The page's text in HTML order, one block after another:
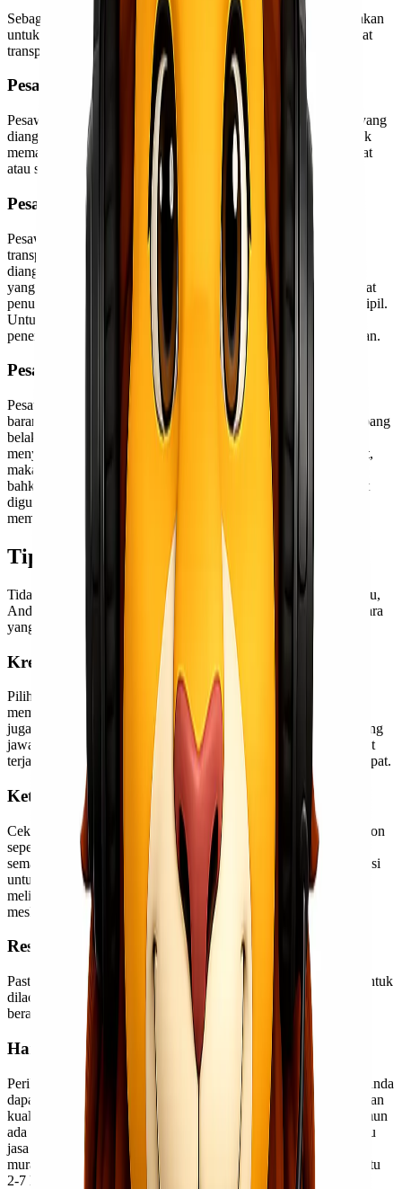
Sebagai media Cargo udara, tidak semua pesawat dapat digunakan
untuk mengangkut barang. Jenis pesawat berikut merupakan alat
transportasi yang biasa digunakan untuk mengangkut barang.
Pesawat Angkut
Pesawat angkut adalah pesawat khusus untuk barang. Barang yang
diangkut ditempatkan di dek utama atau di perut pesawat. Untuk
memasukkan dan mengeluarkan barang, melalui hidung pesawat
atau sisi pesawat.
Pesawat Penumpang Sipil
Pesawat penumpang ini juga dapat digunakan sebagai alat
transportasi sebagai pengiriman barang. Bedanya, barang yang
diangkut disimpan atau diletakkan di kompartemen penumpang
yang tersisa atau di perut pesawat yang tidak digunakan. Pesawat
penumpang umumnya digunakan oleh maskapai penerbangan sipil.
Untuk pengangkutan barang, disesuaikan dengan jadwal
penerbangan. Selain itu, item yang bisa masuk adalah item ringan.
Pesawat Kombi
Pesawat Kombi digunakan untuk mengangkut barang. Barang-
barang yang diangkut ditempatkan di dek utama di area penumpang
belakang. Untuk transportasi, barang dimuat dan diturunkan
menyamping dari perut pesawat. Semakin besar ukuran pesawat,
maka dapat digunakan untuk mengangkut lebih banyak barang.
bahkan jika ada kursi penumpang kosong maka bagian itu dapat
digunakan untuk Cargo. Namun, transportasi tetap harus
mempertimbangkan fasilitas dari bandara.
Tips Memilih Pengiriman Udara
Tidak semua ekspedisi cocok untuk pengiriman udara. Karena itu,
Anda harus selektif. Ada beberapa trik untuk memilih Cargo udara
yang andal sebagai berikut untuk mengirimkan barang Anda.
Kredibilitas
Pilih ekspedisi yang memiliki kredibilitas tinggi. Anda dapat
memeriksa ulasan dan keluhan ke ekspedisi. Selain itu, cari tahu
juga tentang tanggung jawab ekspedisi apakah cukup bertanggung
jawab atau tidak. Pilih juga yang sudah berpengalaman, agar saat
terjadi masalah bisa mendapatkan penanganan yang tepat dan cepat.
Ketepatan Waktu
Cek ketepatan waktu barang yang dikirim kecuali saat peak season
seperti Lebaran, Natal atau Tahun Baru. Semakin tepat waktu,
semakin baik. Juga, tanyakan tentang garansi. Apakah ada garansi
untuk barang yang dikirim? Adanya garansi ini juga akan
melindungi Anda, misalnya karena barang rusak saat diterima
meskipun kerusakan tersebut disebabkan oleh ekspedisi.
Resi Dan Pelacakan
Pastikan jika Anda akan mendapatkan tanda terima dan media untuk
dilacak. Pelacakan ini untuk mengontrol di mana barang Anda
berada dan apakah sudah sampai ke penerima atau belum.
Harga
Periksa apakah harga sesuai dengan kualitas dan layanan yang Anda
dapatkan. Hindari jika harga terlalu murah dan tidak sesuai dengan
kualitas karena bisa jadi, pihak ekspedisi kurang kompeten. Namun
ada ekspedisi pengiriman udara murah ke seluruh Indonesia yaitu
jasa Cargo. Kami menyediakan pengiriman udara dengan biaya
murah mulai dari Rp 16.200 – Rp 132.800 dengan estimasi waktu
2-7 hari ke seluruh wilayah Indonesia.